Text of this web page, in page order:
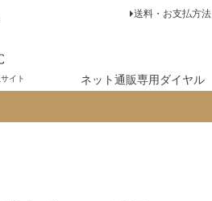
イト
送料・お支払方法
ネット通販専用ダイヤル